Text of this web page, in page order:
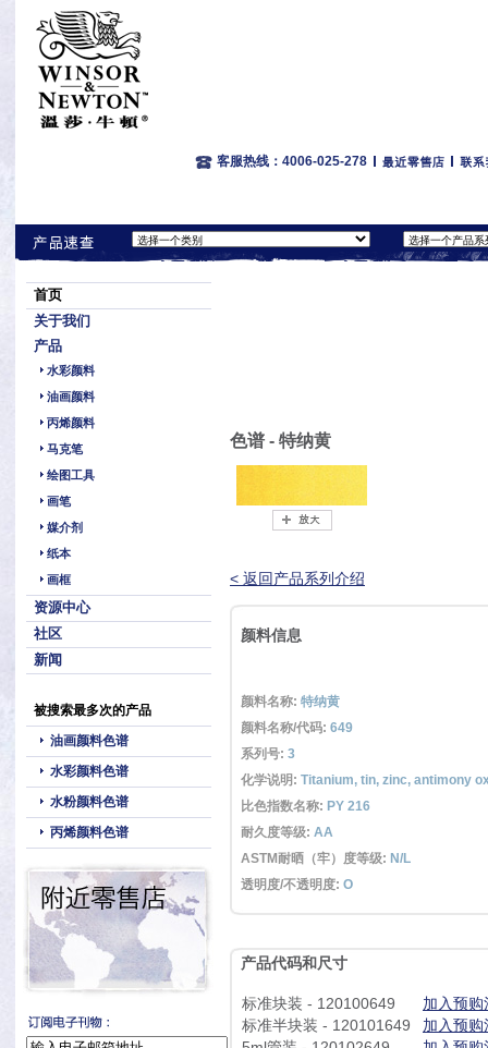
客服热线：4006-025-278
首页
关于我们
产品
水彩颜料
油画颜料
丙烯颜料
马克笔
绘图工具
画笔
媒介剂
纸本
画框
资源中心
社区
新闻
被搜索最多次的产品
油画颜料色谱
水彩颜料色谱
水粉颜料色谱
丙烯颜料色谱
色谱 - 特纳黄
< 返回产品系列介绍
颜料信息
颜料名称: 特纳黄
颜料名称/代码: 649
系列号: 3
化学说明: Titanium, tin, zinc, antimony
比色指数名称: PY 216
耐久度等级: AA
ASTM耐晒（牢）度等级: N/L
透明度/不透明度: O
产品代码和尺寸
标准块装 - 120100649
加入预购
标准半块装 - 120101649
加入预购